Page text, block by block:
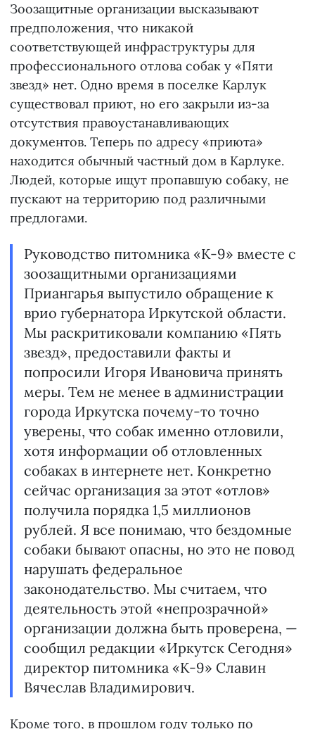
Зоозащитные организации высказывают
предположения, что никакой
соответствующей инфраструктуры для
профессионального отлова собак у «Пяти
звезд» нет. Одно время в поселке Карлук
существовал приют, но его закрыли из-за
отсутствия правоустанавливающих
документов. Теперь по адресу «приюта»
находится обычный частный дом в Карлуке.
Людей, которые ищут пропавшую собаку, не
пускают на территорию под различными
предлогами.
Руководство питомника «К-9» вместе с
зоозащитными организациями
Приангарья выпустило обращение к
врио губернатора Иркутской области.
Мы раскритиковали компанию «Пять
звезд», предоставили факты и
попросили Игоря Ивановича принять
меры. Тем не менее в администрации
города Иркутска почему-то точно
уверены, что собак именно отловили,
хотя информации об отловленных
собаках в интернете нет. Конкретно
сейчас организация за этот «отлов»
получила порядка 1,5 миллионов
рублей. Я все понимаю, что бездомные
собаки бывают опасны, но это не повод
нарушать федеральное
законодательство. Мы считаем, что
деятельность этой «непрозрачной»
организации должна быть проверена, —
сообщил редакции «Иркутск Сегодня»
директор питомника «К-9» Славин
Вячеслав Владимирович.
Кроме того, в прошлом году только по